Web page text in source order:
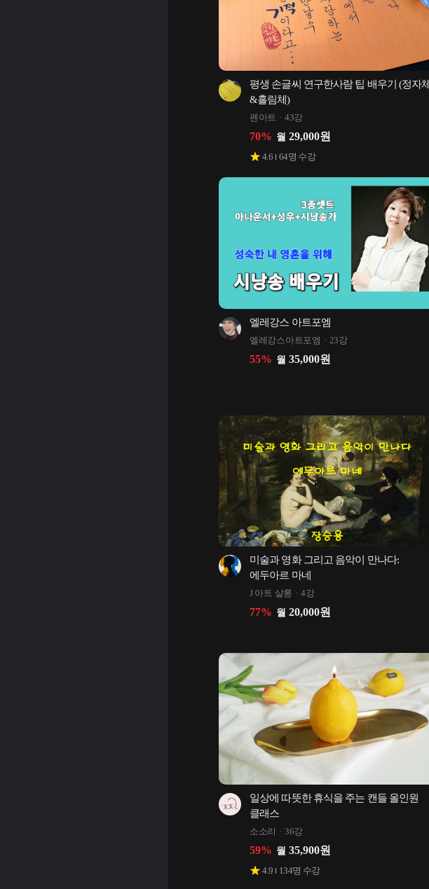
평생 손글씨 연구한사람 팁 배우기 (정자체
&흘림체)
펜아트 43강
70% 월 29,000원
4.6 64명 수강
엘레강스 아트포엠
엘레강스아트포엠 23강
55% 월 35,000원
미술과 영화 그리고 음악이 만나다:
에두아르 마네
J 아트 살롱 4강
77% 월 20,000원
일상에 따뜻한 휴식을 주는 캔들 올인원
클래스
소소리 36강
59% 월 35,900원
4.9 134명 수강